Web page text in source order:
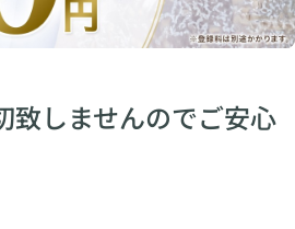
致しませんのでご安心